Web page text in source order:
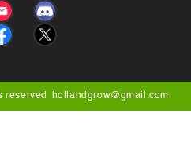
reserved hollandgrow@gmail.com